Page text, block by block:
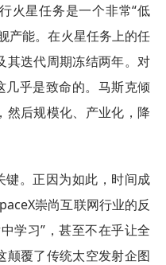
火星任务是一个非常“低
产能。在火星任务上的任
其迭代周期冻结两年。对
几乎是致命的。马斯克倾
然后规模化、产业化，降
键。正因为如此，时间成
崇尚互联网行业的反
学习”，甚至不在乎让全
颠覆了传统太空发射企图